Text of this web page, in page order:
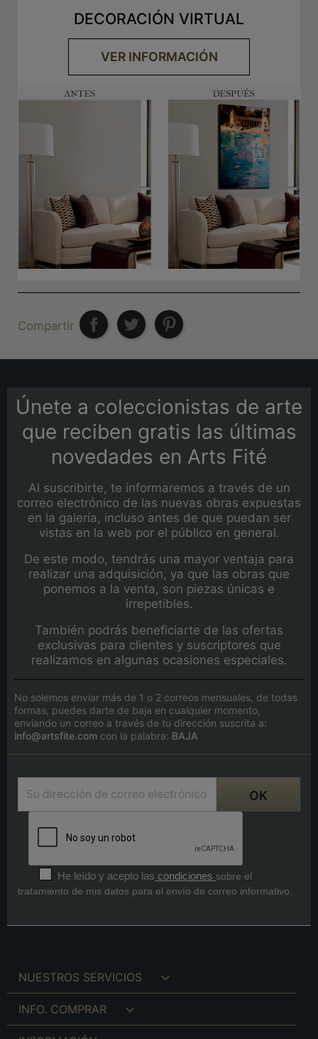
DECORACIÓN VIRTUAL
VER INFORMACIÓN
Compartir
Únete a coleccionistas de arte
que reciben gratis las últimas
novedades en Arts Fité
Al suscribirte, te informaremos a través de un
correo electrónico de las nuevas obras expuestas
en la galería, incluso antes de que puedan ser
vistas en la web por el público en general.
De este modo, tendrás una mayor ventaja para
realizar una adquisición, ya que las obras que
ponemos a la venta, son piezas únicas e
irrepetibles.
También podrás beneficiarte de las ofertas
exclusivas para clientes y suscriptores que
realizamos en algunas ocasiones especiales.
No solemos enviar más de 1 o 2 correos mensuales, de todas
formas, puedes darte de baja en cualquier momento,
enviando un correo a través de tu dirección suscrita a:
info@artsfite.com con la palabra: BAJA
He leído y acepto las condiciones sobre el
tratamiento de mis datos para el envío de correo informativo.
NUESTROS SERVICIOS 
INFO. COMPRAR 